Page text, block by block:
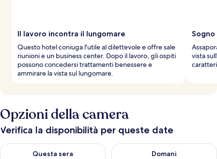
Il lavoro incontra il lungomare
Questo hotel coniuga l'utile al dilettevole e offre sale
riunioni e un business center. Dopo il lavoro, gli ospiti
possono concedersi trattamenti benessere e
ammirare la vista sul lungomare.
vista
Opzioni della camera
Verifica la disponibilità per queste date
Questa sera
Verifica la disponibilità per questa sera, ago 7 - ago 8
Domani
Verifica la disponibilità per